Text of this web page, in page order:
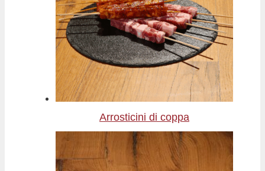
Arrosticini di coppa